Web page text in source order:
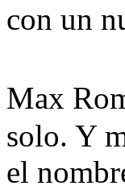
con un
Max
solo. Y
el